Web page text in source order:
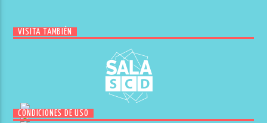
VISITA TAMBIÉN
CONDICIONES DE USO